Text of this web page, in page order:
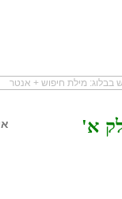
שיווק
הראשי של
הבלוגא'